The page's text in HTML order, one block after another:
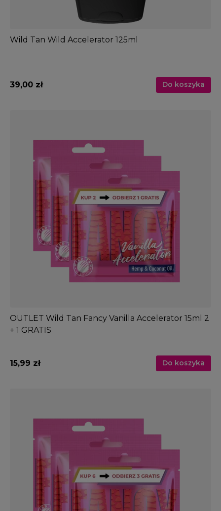
Wild Tan Wild Accelerator 125ml
39,00 zł Do koszyka
OUTLET Wild Tan Fancy Vanilla Accelerator 15ml 2
+ 1 GRATIS
15,99 zł Do koszyka